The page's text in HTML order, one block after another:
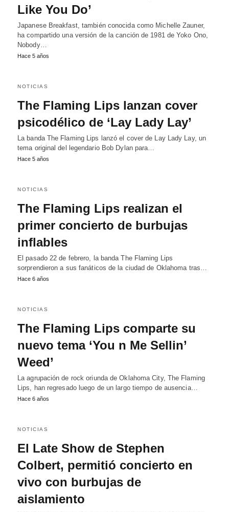
Like You Do’
Japanese Breakfast, también conocida como Michelle Zauner,
ha compartido una versión de la canción de 1981 de Yoko Ono,
Nobody…
Hace 5 años
NOTICIAS
The Flaming Lips lanzan cover
psicodélico de ‘Lay Lady Lay’
La banda The Flaming Lips lanzó el cover de Lay Lady Lay, un
tema original del legendario Bob Dylan para…
Hace 5 años
NOTICIAS
The Flaming Lips realizan el
primer concierto de burbujas
inflables
El pasado 22 de febrero, la banda The Flaming Lips
sorprendieron a sus fanáticos de la ciudad de Oklahoma tras…
Hace 6 años
NOTICIAS
The Flaming Lips comparte su
nuevo tema ‘You n Me Sellin’
Weed’
La agrupación de rock oriunda de Oklahoma City, The Flaming
Lips, han regresado luego de un largo tiempo de ausencia…
Hace 6 años
NOTICIAS
El Late Show de Stephen
Colbert, permitió concierto en
vivo con burbujas de
aislamiento